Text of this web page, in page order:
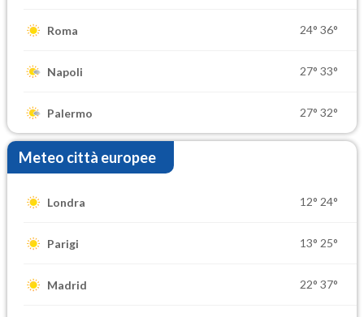
Roma 24° 36°
Napoli 27° 33°
Palermo 27° 32°
Meteo città europee
Londra 12° 24°
Parigi 13° 25°
Madrid 22° 37°